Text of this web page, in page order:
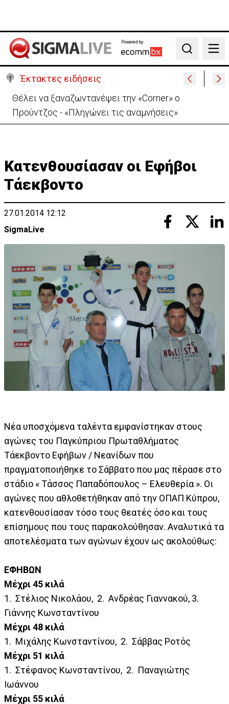
Powered by:
Search
Έκτακτες ειδήσεις
Χειροπέδες σε μοναχό για απόπειρα φόνου-
Μαχαίρωσε στο λαιμό 53χρονο
Κατενθουσίασαν οι Εφήβοι
Τάεκβοντο
27.01.2014 12:12
SigmaLive
Νέα υποσχόμενα ταλέντα εμφανίστηκαν στους
αγώνες του Παγκύπριου Πρωταθλήματος
Τάεκβοντο Εφήβων / Νεανίδων που
πραγματοποιήθηκε το Σάββατο που μας πέρασε στο
στάδιο « Τάσσος Παπαδόπουλος – Ελευθερία ». Οι
αγώνες που αθλοθετήθηκαν από την ΟΠΑΠ Κύπρου,
κατενθουσίασαν τόσο τους θεατές όσο και τους
επίσημους που τους παρακολούθησαν. Αναλυτικά τα
αποτελέσματα των αγώνων έχουν ως ακολούθως:
ΕΦΗΒΩΝ
Μέχρι 45 κιλά
1. Στέλιος Νικολάου, 2. Ανδρέας Γιαννακού, 3.
Γιάννης Κωνσταντίνου
Μέχρι 48 κιλά
1. Μιχάλης Κωνσταντίνου, 2. Σάββας Ροτός
Μέχρι 51 κιλά
1. Στέφανος Κωνσταντίνου, 2. Παναγιώτης
Ιωάννου
Μέχρι 55 κιλά